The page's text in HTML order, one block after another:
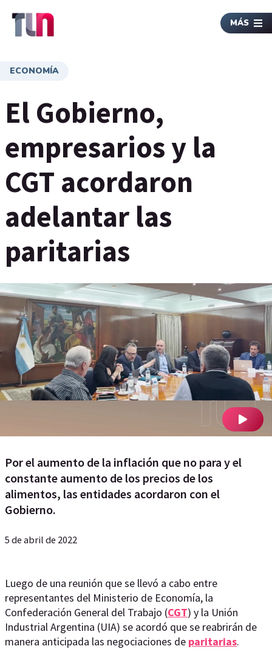
MÁS
ECONOMÍA
El Gobierno,
empresarios y la
CGT acordaron
adelantar las
paritarias
Por el aumento de la inflación que no para y el
constante aumento de los precios de los
alimentos, las entidades acordaron con el
Gobierno.
5 de abril de 2022
Luego de una reunión que se llevó a cabo entre
representantes del Ministerio de Economía, la
Confederación General del Trabajo (CGT) y la Unión
Industrial Argentina (UIA) se acordó que se reabrirán de
manera anticipada las negociaciones de paritarias.